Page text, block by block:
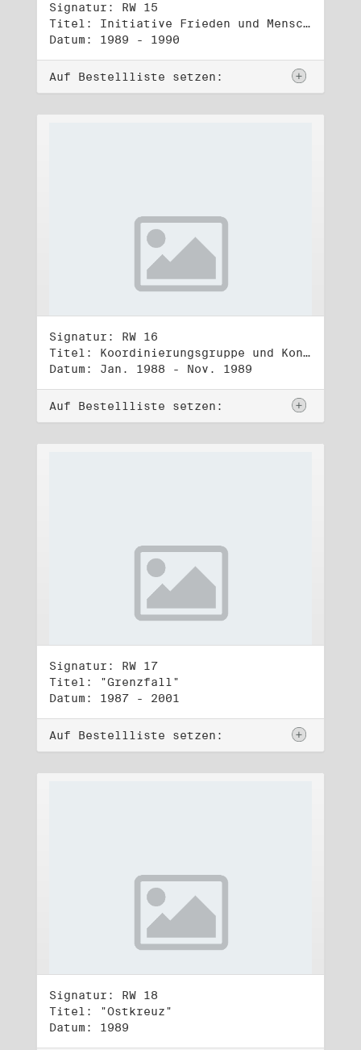
Signatur: RW 15
Titel: Initiative Frieden und Menschenrechte, Veröffentlichungen
Datum: 1989 - 1990
Auf Bestellliste setzen:
Signatur: RW 16
Titel: Koordinierungsgruppe und Kontakttelefongruppe
Datum: Jan. 1988 - Nov. 1989
Auf Bestellliste setzen:
Signatur: RW 17
Titel: "Grenzfall"
Datum: 1987 - 2001
Auf Bestellliste setzen:
Signatur: RW 18
Titel: "Ostkreuz"
Datum: 1989